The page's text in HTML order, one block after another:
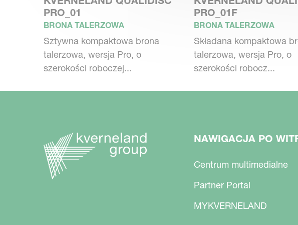
Wydajność
Inwestujesz w najlepsze maszyny do uprawy. W
PRO_01
BRONA TALERZOWA
Sztywna kompaktowa brona
talerzowa, wersja Pro, o
szerokości roboczej...
PRO_01F
BRONA TALERZOWA
Składana kompaktowa
talerzowa, wersja Pro, o
szerokości robocz...
NAWIGACJA PO
Centrum multimedialne
Partner Portal
MYKVERNELAND